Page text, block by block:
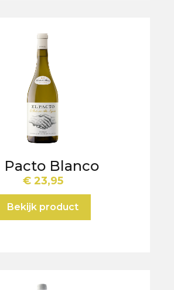
Pacto Blanco
€23,95
Bekijk product